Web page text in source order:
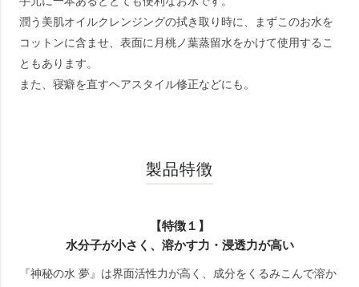
潤う美肌オイルクレンジングの拭き取り時に、まずこのお水を
コットンに含ませ、表面に月桃ノ葉蒸留水をかけて使用するこ
ともあります。
また、寝癖を直すヘアスタイル修正などにも。
製品特徴
【特徴１】
水分子が小さく、溶かす力・浸透力が高い
『神秘の水 夢』は界面活性力が高く、成分をくるみこんで溶か